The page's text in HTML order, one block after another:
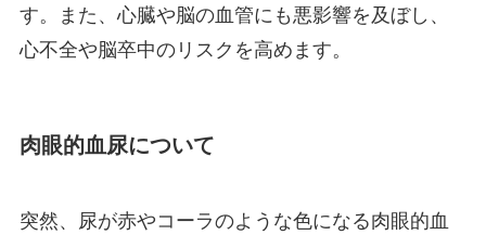
す。また、心臓や脳の血管にも悪影響を及ぼし、
心不全や脳卒中のリスクを高めます。
肉眼的血尿について
突然、尿が赤やコーラのような色になる肉眼的血